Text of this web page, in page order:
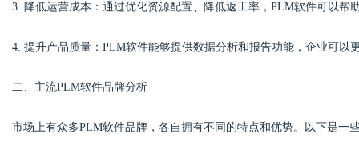
3. 降低运营成本：通过优化资源配置、降低返工率，PLM软件可以帮
4. 提升产品质量：PLM软件能够提供数据分析和报告功能，企业可
二、主流PLM软件品牌分析
市场上有众多PLM软件品牌，各自拥有不同的特点和优势。以下是一